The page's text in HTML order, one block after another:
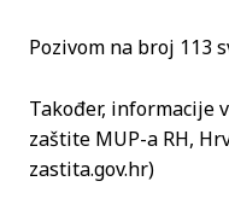
Pozivom na broj 113
Također, informacije
zaštite MUP-a RH,
zastita.gov.hr)